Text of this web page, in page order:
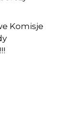
Komisje